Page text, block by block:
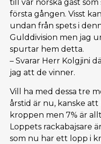
till vår norska gäst
första gången. Visst
undan från spets i
Gulddivision men jag
spurtar hem detta.
– Svarar Herr Kolgjini
jag att de vinner.
Vill ha med dessa tre
årstid är nu, kanske
kroppen men 7% är
Loppets rackabajsare
som nu har ett lopp i